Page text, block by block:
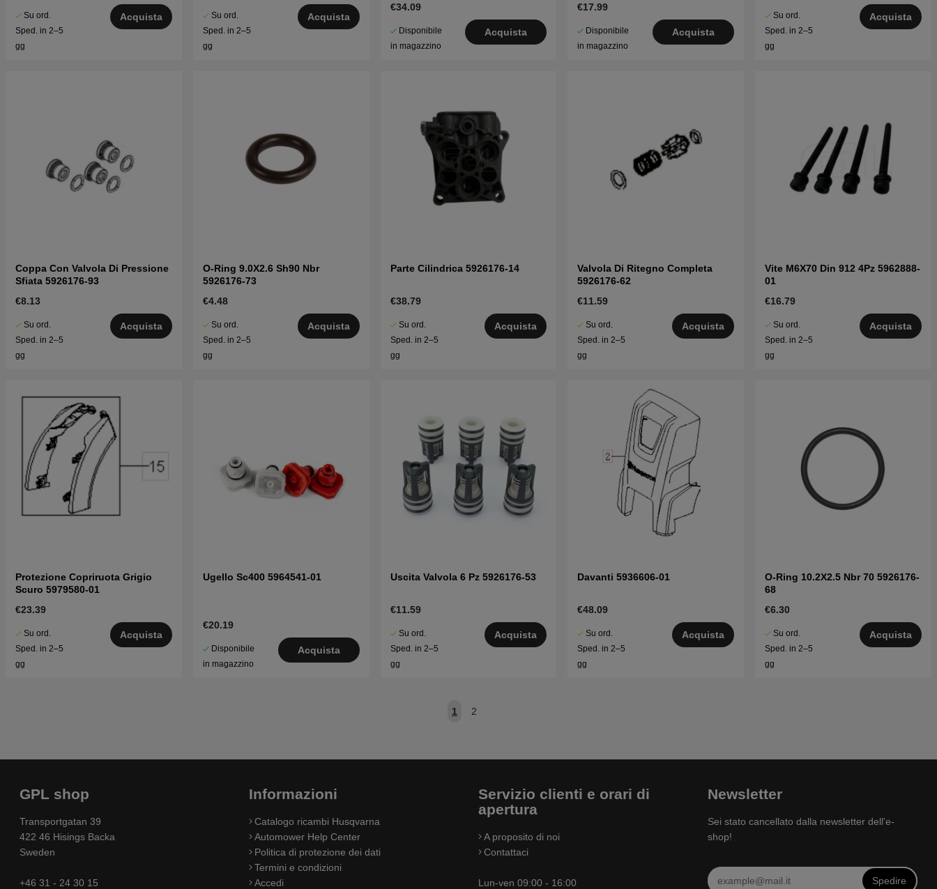
Su ord.
Sped. in 2–5
gg
Acquista
Su ord.
Sped. in 2–5
gg
Acquista
€34.09
Disponibile
in magazzino
Acquista
€17.99
Disponibile
in magazzino
Acquista
Su ord.
Sped. in 2–5
gg
Acquista
Coppa Con Valvola Di Pressione
Sfiata 5926176-93
€8.13
Su ord.
Sped. in 2–5
gg
Acquista
O-Ring 9.0X2.6 Sh90 Nbr
5926176-73
€4.48
Su ord.
Sped. in 2–5
gg
Acquista
Parte Cilindrica 5926176-14
€38.79
Su ord.
Sped. in 2–5
gg
Acquista
Valvola Di Ritegno Completa
5926176-62
€11.59
Su ord.
Sped. in 2–5
gg
Acquista
Vite M6X70 Din 912 4Pz 5962888-
01
€16.79
Su ord.
Sped. in 2–5
gg
Acquista
Protezione Copriruota Grigio
Scuro 5979580-01
€23.39
Su ord.
Sped. in 2–5
gg
Acquista
Ugello Sc400 5964541-01
€20.19
Disponibile
in magazzino
Acquista
Uscita Valvola 6 Pz 5926176-53
€11.59
Su ord.
Sped. in 2–5
gg
Acquista
Davanti 5936606-01
€48.09
Su ord.
Sped. in 2–5
gg
Acquista
O-Ring 10.2X2.5 Nbr 70 5926176-
68
€6.30
Su ord.
Sped. in 2–5
gg
Acquista
1 2
GPL shop
Transportgatan 39
422 46 Hisings Backa
Sweden
+46 31 - 24 30 15
Informazioni
Catalogo ricambi Husqvarna
Automower Help Center
Politica di protezione dei dati
Termini e condizioni
Accedi
Servizio clienti e orari di
apertura
A proposito di noi
Contattaci
Lun-ven 09:00 - 16:00
Newsletter
Sei stato cancellato dalla newsletter dell'e-
shop!
Spedire